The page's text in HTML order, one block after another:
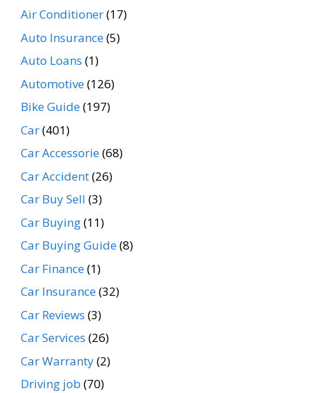
Air Conditioner(17)
Auto Insurance(5)
Auto Loans (1)
Automotive(126)
Bike Guide(197)
Car(401)
Car Accessorie(68)
Car Accident(26)
Car Buy Sell (3)
Car Buying(11)
Car Buying Guide(8)
Car Finance(1)
Car Insurance(32)
Car Reviews (3)
Car Services (26)
Car Warranty(2)
Driving job (70)